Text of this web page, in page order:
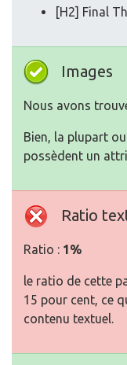
[H2] Final
Images
Nous avons
Bien, la plupart
possèdent un
Ratio
Ratio : 1%
le ratio de cette
15 pour cent, ce
contenu textuel.